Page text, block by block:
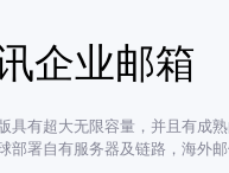
企业邮箱
具有超大无限容量，并且有成
部署自有服务器及链路，海外